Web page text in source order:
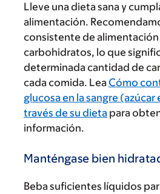
Lleve una dieta sana y
alimentación.
consistente de alimentación
carbohidratos, lo que
determinada cantidad de
cada comida. Lea Cómo
glucosa en la sangre (azúcar
través de su dieta para
información.
Manténgase bien
Beba suficientes líquidos